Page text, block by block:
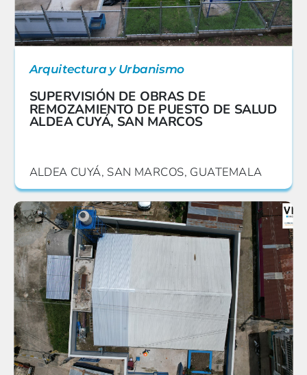
Arquitectura y Urbanismo
SUPERVISIÓN DE OBRAS DE
REMOZAMIENTO DE PUESTO DE SALUD
ALDEA CUYÁ, SAN MARCOS
ALDEA CUYÁ, SAN MARCOS, GUATEMALA